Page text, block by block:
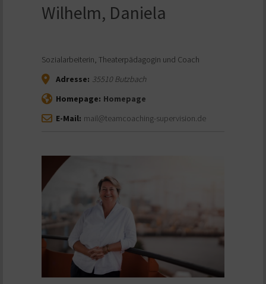
Wilhelm, Daniela
Sozialarbeiterin, Theaterpädagogin und Coach
Adresse: 35510Butzbach
Homepage: Homepage
E-Mail: mail@teamcoaching-supervision.de